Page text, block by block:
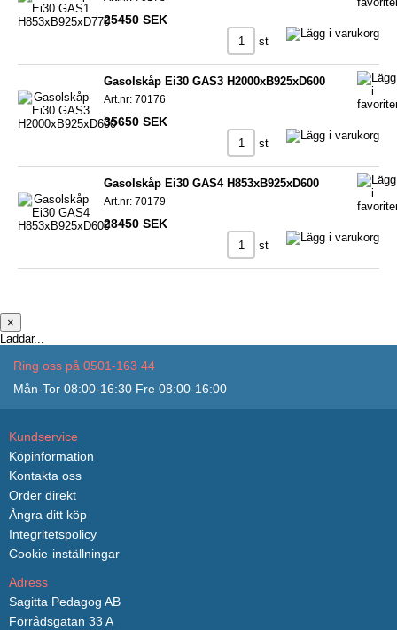
25450 SEK
st
Gasolskåp Ei30 GAS3 H2000xB925xD600
Art.nr: 70176
35650 SEK
st
Gasolskåp Ei30 GAS4 H853xB925xD600
Art.nr: 70179
28450 SEK
st
×
Laddar...
Ring oss på 0501-163 44
Mån-Tor 08:00-16:30 Fre 08:00-16:00
Kundservice
Köpinformation
Kontakta oss
Order direkt
Ångra ditt köp
Integritetspolicy
Cookie-inställningar
Adress
Sagitta Pedagog AB
Förrådsgatan 33 A